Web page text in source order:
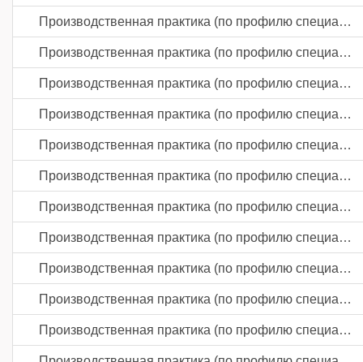
Производственная практика (по профилю специальности)
Производственная практика (по профилю специальности)
Производственная практика (по профилю специальности)
Производственная практика (по профилю специальности)
Производственная практика (по профилю специальности)
Производственная практика (по профилю специальности)
Производственная практика (по профилю специальности)
Производственная практика (по профилю специальности)
Производственная практика (по профилю специальности)
Производственная практика (по профилю специальности)
Производственная практика (по профилю специальности)